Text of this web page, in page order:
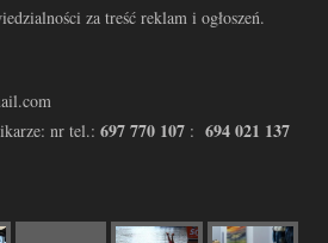
za treść reklam i ogłoszeń.
nr tel.: 697 770 107 : 694 021 137